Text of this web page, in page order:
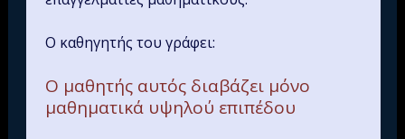
Ο καθηγητής του γράφει:
Ο μαθητής αυτός διαβάζει μόνο
μαθηματικά υψηλού επιπέδου